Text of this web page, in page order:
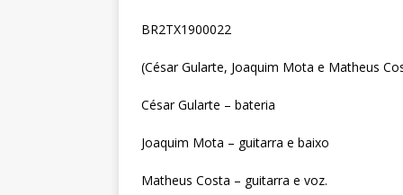
BR2TX1900022
(César Gularte, Joaquim Mota e Matheus
César Gularte – bateria
Joaquim Mota – guitarra e baixo
Matheus Costa – guitarra e voz.